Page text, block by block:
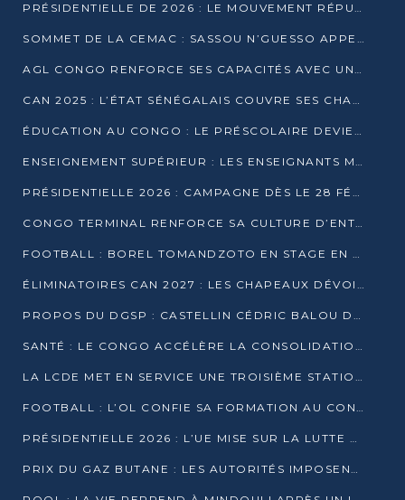
PRÉSIDENTIELLE DE 2026 : LE MOUVEMENT RÉPUBLICAIN DÉNONCE UNE CONVOCATION ÉLECTORALE « OPAQUE ET PRÉCIPITÉE »
SOMMET DE LA CEMAC : SASSOU N’GUESSO APPELLE À LA VIGILANCE FACE AUX RISQUES ÉCONOMIQUES
AGL CONGO RENFORCE SES CAPACITÉS AVEC UNE GRUE DE 250 TONNES
CAN 2025 : L’ÉTAT SÉNÉGALAIS COUVRE SES CHAMPIONS D’AFRIQUE DE RÉCOMPENSES EXCEPTIONNELLES
ÉDUCATION AU CONGO : LE PRÉSCOLAIRE DEVIENT OBLIGATOIRE, LE BTS CONSACRÉ DIPLÔME D’ÉTAT
ENSEIGNEMENT SUPÉRIEUR : LES ENSEIGNANTS MAINTIENNENT LA GRÈVE ET EXIGENT UN ACCORD ÉCRIT AVEC L’ÉTAT
PRÉSIDENTIELLE 2026 : CAMPAGNE DÈS LE 28 FÉVRIER, SCRUTIN LES 12 ET 15 MARS
CONGO TERMINAL RENFORCE SA CULTURE D’ENTREPRISE AVEC LE PROGRAMME « WIN TOGETHER »
FOOTBALL : BOREL TOMANDZOTO EN STAGE EN ESPAGNE AVEC POLISSYA FC
ÉLIMINATOIRES CAN 2027 : LES CHAPEAUX DÉVOILÉS, LE CONGO FIXÉ SUR SON SORT
PROPOS DU DGSP : CASTELLIN CÉDRIC BALOU DÉNONCE DES PROPOS INTIMIDANTS
SANTÉ : LE CONGO ACCÉLÈRE LA CONSOLIDATION DE L’OFFRE DE SOINS
LA LCDE MET EN SERVICE UNE TROISIÈME STATION D’EAU POTABLE À MFILOU
FOOTBALL : L’OL CONFIE SA FORMATION AU CONGOLAIS CHRISTIAN BASSILA
PRÉSIDENTIELLE 2026 : L’UE MISE SUR LA LUTTE CONTRE LA DÉSINFORMATION
PRIX DU GAZ BUTANE : LES AUTORITÉS IMPOSENT LE RESPECT DES PRIX RÉGLEMENTÉS